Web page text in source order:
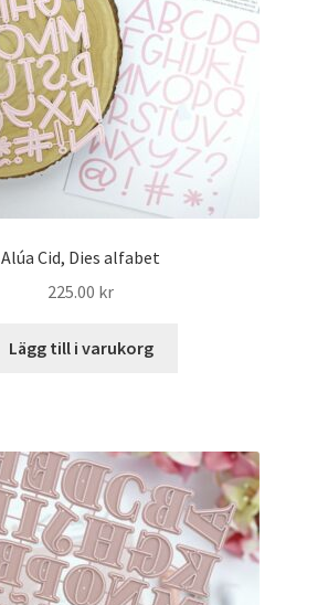
Alúa Cid, Dies alfabet
225.00 kr
Lägg till i varukorg